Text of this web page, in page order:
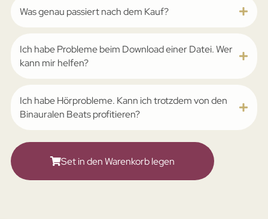
Was genau passiert nach dem Kauf?
Ich habe Probleme beim Download einer Datei. Wer
kann mir helfen?
Ich habe Hörprobleme. Kann ich trotzdem von den
Binauralen Beats profitieren?
Set in den Warenkorb legen